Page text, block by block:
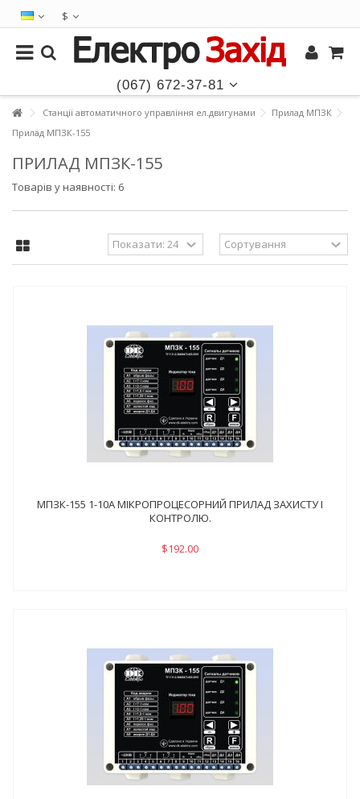
$
(067) 672-37-81
Станції автоматичного управління ел.двигунами
Прилад МПЗК
Прилад МПЗК-155
ПРИЛАД МПЗК-155
Товарів у наявності: 6
МПЗК-155 1-10А МІКРОПРОЦЕСОРНИЙ ПРИЛАД ЗАХИСТУ І
КОНТРОЛЮ.
$192.00